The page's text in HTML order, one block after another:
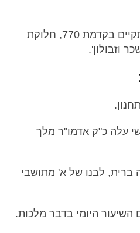
אחרי סדר חסידות ערב התקיים בקדמת 770, חלוקת
וזבולון'.
עלה כ"ק אדמו"ר מלך
ברית, לבנו של א' מתושבי
היומי בדבר מלכות.